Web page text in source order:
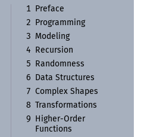
1
Preface
2
Programming
3
Modeling
4
Recursion
5
Randomness
6
Data Structures
7
Complex Shapes
8 Transformations
9
Higher-Order
Functions